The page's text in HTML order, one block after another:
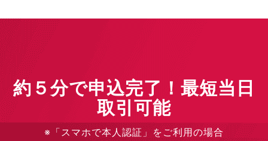
約５分で申込完了！最短当日
取引可能
※「スマホで本人認証」をご利用の場合